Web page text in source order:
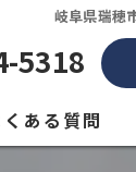
岐阜県瑞穂
5318
くある質問